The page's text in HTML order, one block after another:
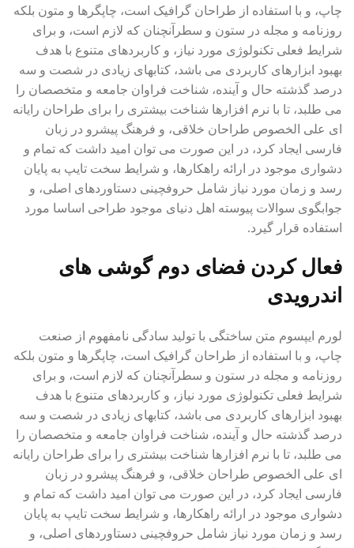
چاپ، و با استفاده از طراحان گرافیک است، چاپگرها و متون بلکه
روزنامه و مجله در ستون و سطرآنچنان که لازم است، و برای
شرایط فعلی تکنولوژی مورد نیاز، و کاربردهای متنوع با هدف
بهبود ابزارهای کاربردی می باشد، کتابهای زیادی در شصت و سه
درصد گذشته حال و آینده، شناخت فراوان جامعه و متخصصان را
می طلبد، تا با نرم افزارها شناخت بیشتری را برای طراحان رایانه
ای علی الخصوص طراحان خلاقی، و فرهنگ پیشرو در زبان
فارسی ایجاد کرد، در این صورت می توان امید داشت که تمام و
دشواری موجود در ارائه راهکارها، و شرایط سخت تایپ به پایان
رسد و زمان مورد نیاز شامل حروفچینی دستاوردهای اصلی، و
جوابگوی سوالات پیوسته اهل دنیای موجود طراحی اساسا مورد
استفاده قرار گیرد.
فعال کردن فضای دوم گوشی های
اندرویدی
لورم ایپسوم متن ساختگی با تولید سادگی نامفهوم از صنعت
چاپ، و با استفاده از طراحان گرافیک است، چاپگرها و متون بلکه
روزنامه و مجله در ستون و سطرآنچنان که لازم است، و برای
شرایط فعلی تکنولوژی مورد نیاز، و کاربردهای متنوع با هدف
بهبود ابزارهای کاربردی می باشد، کتابهای زیادی در شصت و سه
درصد گذشته حال و آینده، شناخت فراوان جامعه و متخصصان را
می طلبد، تا با نرم افزارها شناخت بیشتری را برای طراحان رایانه
ای علی الخصوص طراحان خلاقی، و فرهنگ پیشرو در زبان
فارسی ایجاد کرد، در این صورت می توان امید داشت که تمام و
دشواری موجود در ارائه راهکارها، و شرایط سخت تایپ به پایان
رسد و زمان مورد نیاز شامل حروفچینی دستاوردهای اصلی، و